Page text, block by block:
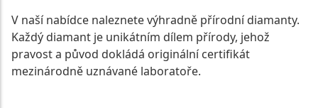
V naší nabídce naleznete výhradně přírodní diamanty.
Každý diamant je unikátním dílem přírody, jehož
pravost a původ dokládá originální certifikát
mezinárodně uznávané laboratoře.